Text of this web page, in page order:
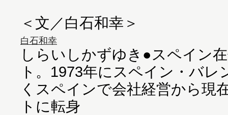
＜文／白石和幸＞
白石和幸
しらいしかずゆき●スペイン
ト。1973年にスペイン・バレ
くスペインで会社経営から現
トに転身